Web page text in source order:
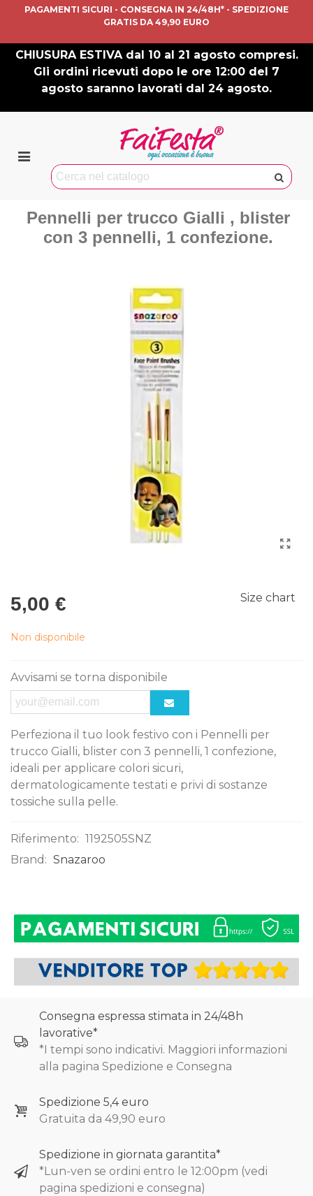
PAGAMENTI SICURI - CONSEGNA IN 24/48H* - SPEDIZIONE
GRATIS DA 49,90 EURO
CHIUSURA ESTIVA dal 10 al 21 agosto compresi.
Gli ordini ricevuti dopo le ore 12:00 del 7
agosto saranno lavorati dal 24 agosto.
Pennelli per trucco Gialli , blister
con 3 pennelli, 1 confezione.
5,00 € Size chart
Non disponibile
Avvisami se torna disponibile
Perfeziona il tuo look festivo con i Pennelli per
trucco Gialli, blister con 3 pennelli, 1 confezione,
ideali per applicare colori sicuri,
dermatologicamente testati e privi di sostanze
tossiche sulla pelle.
Riferimento: 1192505SNZ
Brand: Snazaroo
Consegna espressa stimata in 24/48h
lavorative*
*I tempi sono indicativi. Maggiori informazioni
alla pagina Spedizione e Consegna
Spedizione 5,4 euro
Gratuita da 49,90 euro
Spedizione in giornata garantita*
*Lun-ven se ordini entro le 12:00pm (vedi
pagina spedizioni e consegna)